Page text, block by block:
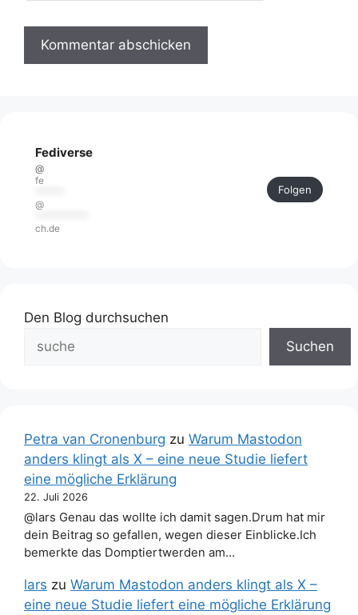
Fediverse
@
fe
@
ch.de
Folgen
Den Blog durchsuchen
Suchen
Petra van Cronenburg zu Warum Mastodon
anders klingt als X – eine neue Studie liefert
eine mögliche Erklärung
22. Juli 2026
@lars Genau das wollte ich damit sagen.Drum hat mir
dein Beitrag so gefallen, wegen dieser Einblicke.Ich
bemerkte das Domptiertwerden am…
lars zu Warum Mastodon anders klingt als X –
eine neue Studie liefert eine mögliche Erklärung